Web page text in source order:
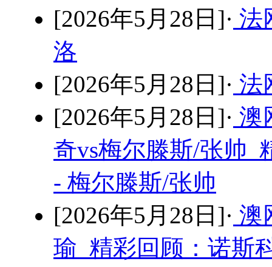
[2026年5月28日]· 法
洛
[2026年5月28日]· 法
[2026年5月28日]· 澳
奇vs梅尔滕斯/张帅
- 梅尔滕斯/张帅
[2026年5月28日]· 澳
瑜 精彩回顾：诺斯